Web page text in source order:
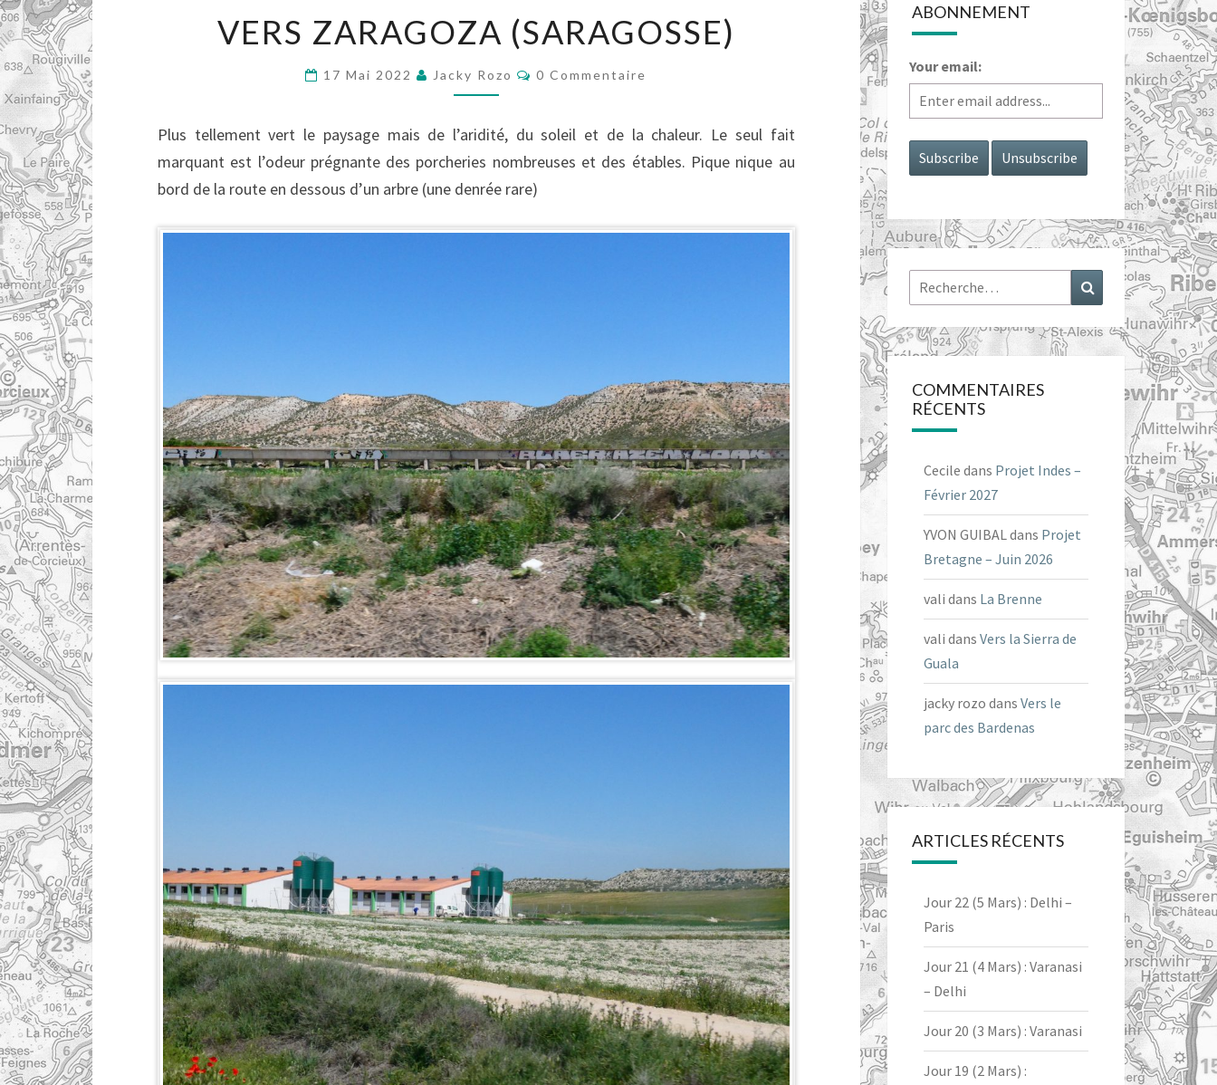
ZARAGOZA
VERS ZARAGOZA (SARAGOSSE)
17 Mai 2022 Jacky Rozo Commentaires
0 Commentaire
Plus tellement vert le paysage mais de l’aridité, du soleil et de la chaleur. Le seul fait
marquant est l’odeur prégnante des porcheries nombreuses et des étables. Pique nique au
bord de la route en dessous d’un arbre (une denrée rare)
ABONNEMENT
Your email:
Rechercher : Recherche
COMMENTAIRES
RÉCENTS
Cecile dans Projet Indes –
Février 2027
YVON GUIBALdans Projet
Bretagne – Juin 2026
vali dans La Brenne
vali dans Vers la Sierra de
Guala
jacky rozo dans Vers le
parc des Bardenas
ARTICLES RÉCENTS
Jour 22 (5 Mars) : Delhi –
Paris
Jour 21 (4 Mars) : Varanasi
– Delhi
Jour 20 (3 Mars) : Varanasi
Jour 19 (2 Mars) :